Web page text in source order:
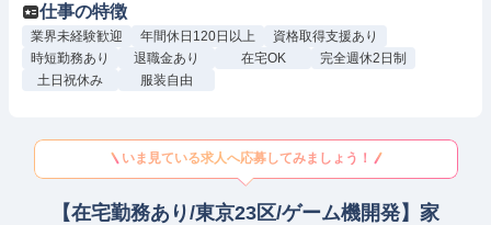
仕事の特徴
業界未経験歓迎 年間休日120日以上
資格取得支援あり
時短勤務あり
退職金あり 在宅OK
完全週休2日制
土日祝休み
服装自由
いま見ている求人へ応募してみましょう！
【在宅勤務あり/東京23区/ゲーム機開発】家